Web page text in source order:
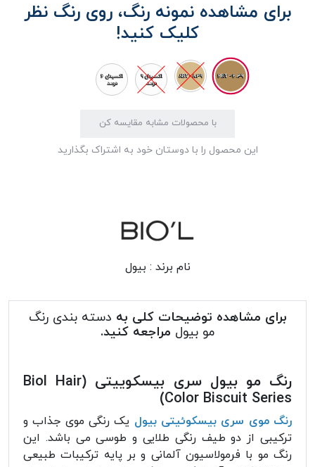
برای مشاهده نمونه رنگ، روی رنگ نظر
کلیک کنید!
6.39 - 6BT
8.39 - 8BT
اکسیدان 9
درصد
اکسیدان 6
درصد
با محصولات مشابه مقایسه کن
این محصول را با دوستان خود به اشتراک بگذارید
نام برند : بیول
برای مشاهده توضیحات کلی به دسته بندی رنگ
مو بیول مراجعه کنید.
رنگ مو بیول سری بیسکوییتی (Biol Hair
Color Biscuit Series)
رنگ موی سری بیسکوئیتی بیول یک رنگی موی جذاب و
ترکیبی از دو طیف رنگی طلایی و طوسی می باشد. این
رنگ مو با فرمولاسیون آلمانی و بر پایه ترکیبات طبیعی